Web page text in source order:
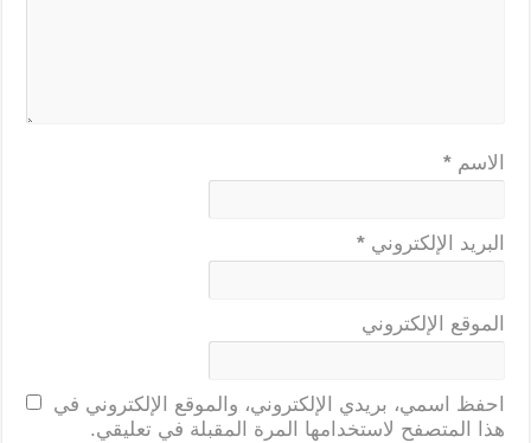
الاسم *
البريد الإلكتروني *
الموقع الإلكتروني
احفظ اسمي، بريدي الإلكتروني، والموقع الإلكتروني في
هذا المتصفح لاستخدامها المرة المقبلة في تعليقي.